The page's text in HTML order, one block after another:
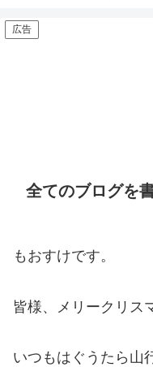
広告
全てのブログを
もおすけです。
皆様、メリークリス
いつもはぐうたら山